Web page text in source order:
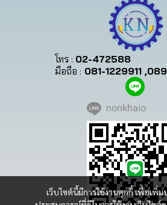
เว็บไซต์นี้มีการใช้งานคุกกี้ เพื่อเพิ่
โทร : 02-472588
มือถือ : 081-1229911
nonkhaio